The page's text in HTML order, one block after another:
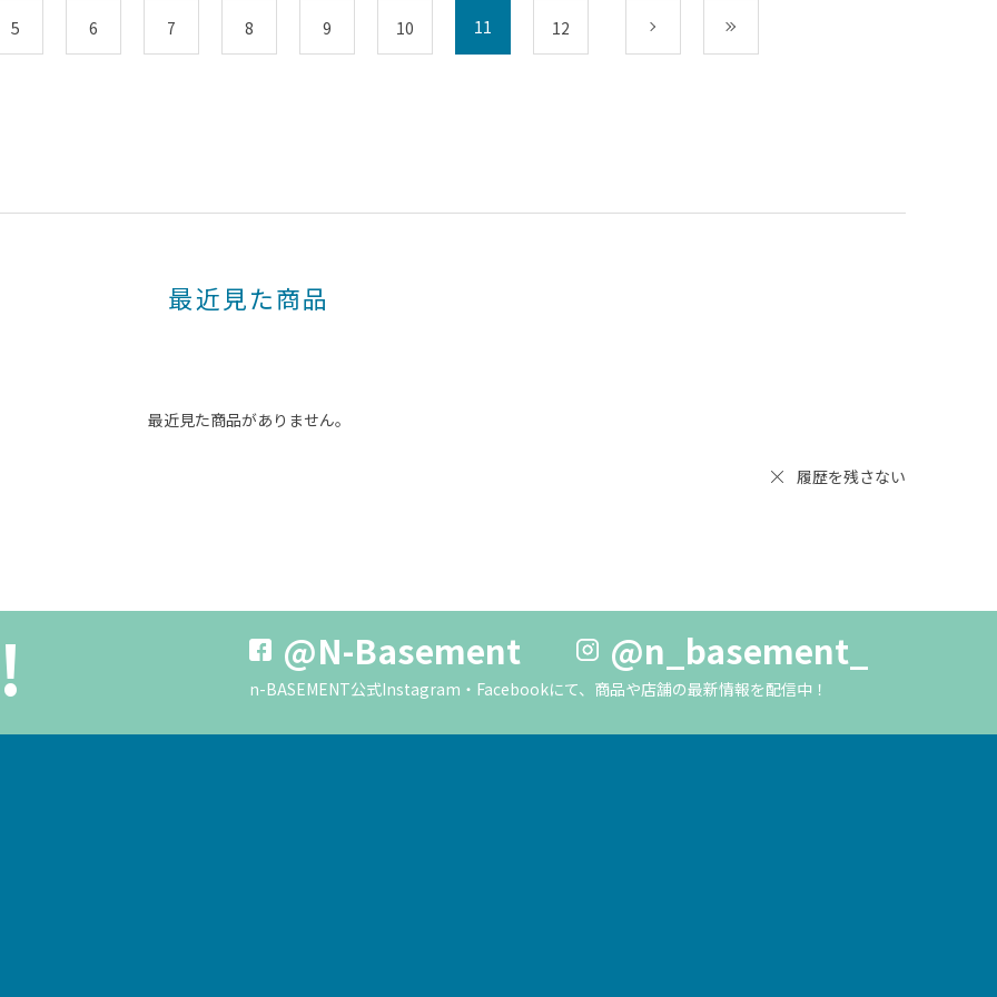
5 6 7 8 9 10 11 12
最近見た商品
最近見た商品がありません。
履歴を残さない
@N-Basement @n_basement_
n-BASEMENT公式Instagram・Facebookにて、商品や店舗の最新情報を配信中！